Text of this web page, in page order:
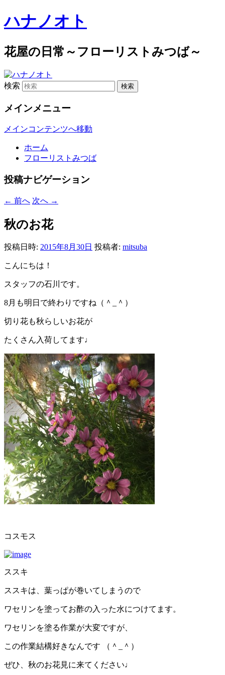
ハナノオト
花屋の日常～フローリストみつば～
検索
メインメニュー
メインコンテンツへ移動
ホーム
フローリストみつば
投稿ナビゲーション
← 前へ 次へ →
秋のお花
投稿日時: 2015年8月30日 投稿者: mitsuba
こんにちは！
スタッフの石川です。
8月も明日で終わりですね（＾_＾）
切り花も秋らしいお花が
たくさん入荷してます♩
コスモス
ススキ
ススキは、葉っぱが巻いてしまうので
ワセリンを塗ってお酢の入った水につけてます。
ワセリンを塗る作業が大変ですが、
この作業結構好きなんです （＾_＾）
ぜひ、秋のお花見に来てください♩